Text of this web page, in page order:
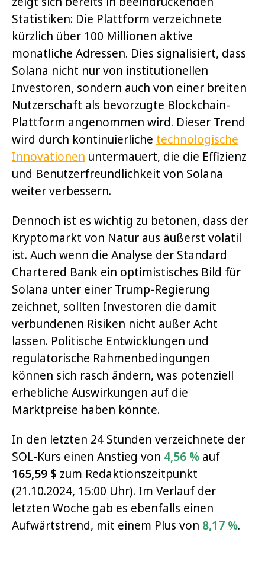
Statistiken: Die Plattform verzeichnete
kürzlich über 100 Millionen aktive
monatliche Adressen. Dies signalisiert, dass
Solana nicht nur von institutionellen
Investoren, sondern auch von einer breiten
Nutzerschaft als bevorzugte Blockchain-
Plattform angenommen wird. Dieser Trend
wird durch kontinuierliche technologische
Innovationen untermauert, die die Effizienz
und Benutzerfreundlichkeit von Solana
weiter verbessern.
Dennoch ist es wichtig zu betonen, dass der
Kryptomarkt von Natur aus äußerst volatil
ist. Auch wenn die Analyse der Standard
Chartered Bank ein optimistisches Bild für
Solana unter einer Trump-Regierung
zeichnet, sollten Investoren die damit
verbundenen Risiken nicht außer Acht
lassen. Politische Entwicklungen und
regulatorische Rahmenbedingungen
können sich rasch ändern, was potenziell
erhebliche Auswirkungen auf die
Marktpreise haben könnte.
In den letzten 24 Stunden verzeichnete der
SOL-Kurs einen Anstieg von 4,56 % auf
165,59 $ zum Redaktionszeitpunkt
(21.10.2024, 15:00 Uhr). Im Verlauf der
letzten Woche gab es ebenfalls einen
Aufwärtstrend, mit einem Plus von 8,17 %.